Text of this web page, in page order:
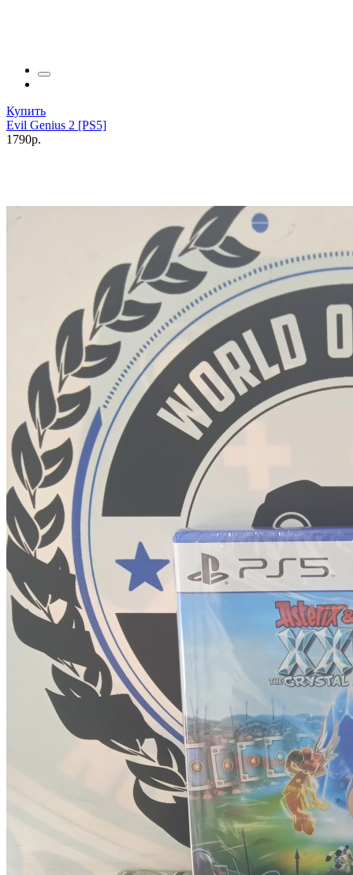
Купить
Evil Genius 2 [PS5]
1790р.